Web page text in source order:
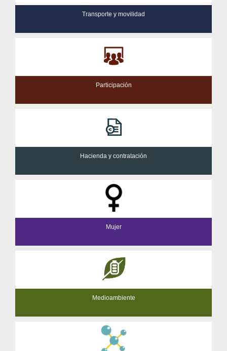
Transporte y movilidad
Participación
Hacienda y contratación
Mujer
Medioambiente